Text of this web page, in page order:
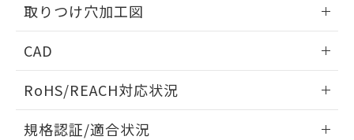
取りつけ穴加工図
CAD
ドすることができます。
RoHS/REACH対応状況
規格認証/適合状況
物質の対応では、対応完了までの期間は出
荷製品に未対応品が混在することから備考
していることから、特段のことがない限
り、2022年1月12日より割愛しておりま
す。